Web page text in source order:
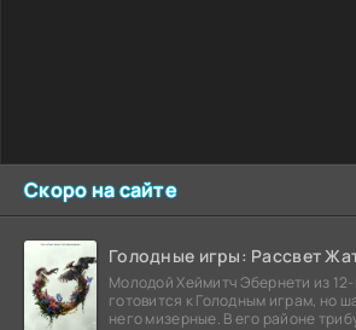
Скоро на сайте
Голодные игры: Рассвет
Молодой Хеймитч Эбернети из
готовится к Голодным играм, но
него мизерные. В его районе